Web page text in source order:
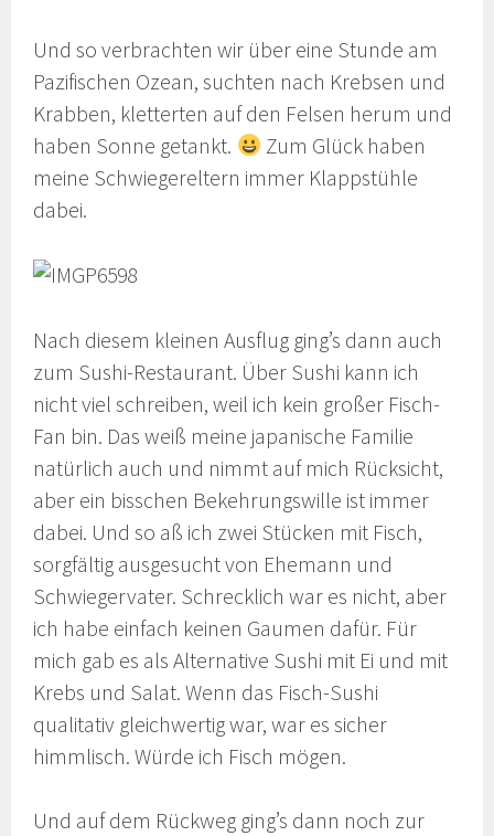
Und so verbrachten wir über eine Stunde am
Pazifischen Ozean, suchten nach Krebsen und
Krabben, kletterten auf den Felsen herum und
haben Sonne getankt.
Zum Glück haben
meine Schwiegereltern immer Klappstühle
dabei.
Nach diesem kleinen Ausflug ging’s dann auch
zum Sushi-Restaurant. Über Sushi kann ich
nicht viel schreiben, weil ich kein großer Fisch-
Fan bin. Das weiß meine japanische Familie
natürlich auch und nimmt auf mich Rücksicht,
aber ein bisschen Bekehrungswille ist immer
dabei. Und so aß ich zwei Stücken mit Fisch,
sorgfältig ausgesucht von Ehemann und
Schwiegervater. Schrecklich war es nicht, aber
ich habe einfach keinen Gaumen dafür. Für
mich gab es als Alternative Sushi mit Ei und mit
Krebs und Salat. Wenn das Fisch-Sushi
qualitativ gleichwertig war, war es sicher
himmlisch. Würde ich Fisch mögen.
Und auf dem Rückweg ging’s dann noch zur